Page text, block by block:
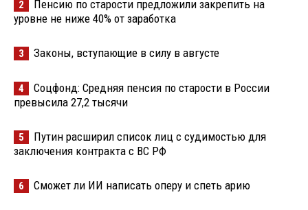
2
Пенсию по старости предложили закрепить на
уровне не ниже 40% от заработка
3 Законы, вступающие в силу в августе
4
Соцфонд: Средняя пенсия по старости в России
превысила 27,2 тысячи
5
Путин расширил список лиц с судимостью для
заключения контракта с ВС РФ
6 Сможет ли ИИ написать оперу и спеть арию